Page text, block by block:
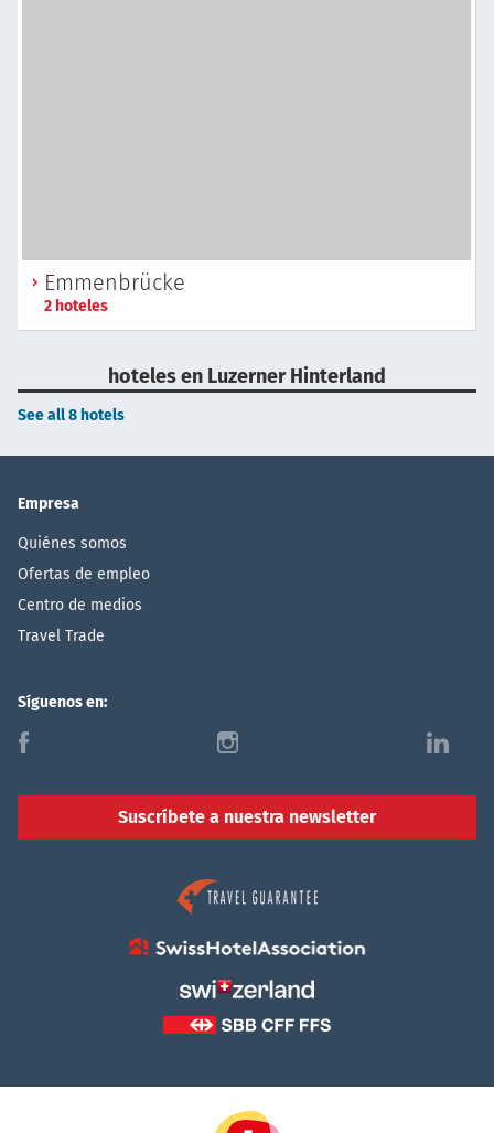
Emmenbrücke
2 hoteles
hoteles en Luzerner Hinterland
See all 8 hotels
Empresa
Quiénes somos
Ofertas de empleo
Centro de medios
Travel Trade
Síguenos en:
f i l
Suscríbete a nuestra newsletter